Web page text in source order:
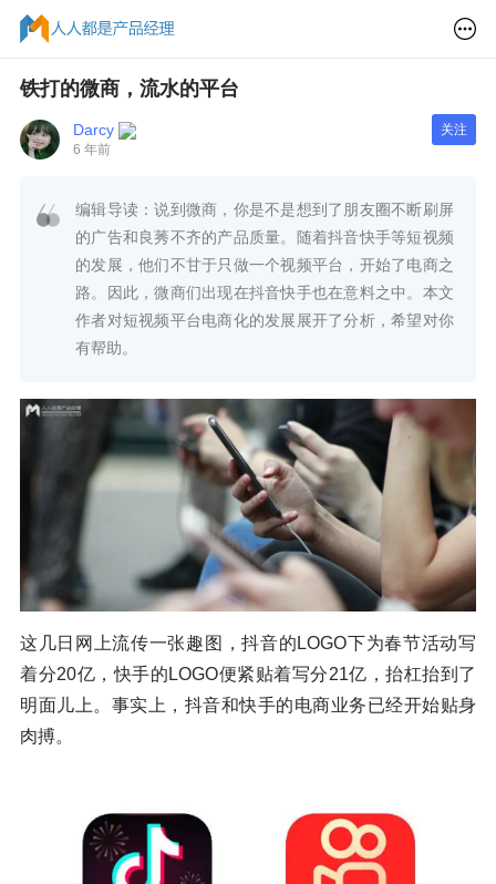
铁打的微商，流水的平台
Darcy
6 年前
关注
编辑导读：说到微商，你是不是想到了朋友圈不断刷屏
的广告和良莠不齐的产品质量。随着抖音快手等短视频
的发展，他们不甘于只做一个视频平台，开始了电商之
路。因此，微商们出现在抖音快手也在意料之中。本文
作者对短视频平台电商化的发展展开了分析，希望对你
有帮助。
这几日网上流传一张趣图，抖音的LOGO下为春节活动写
着分20亿，快手的LOGO便紧贴着写分21亿，抬杠抬到了
明面儿上。事实上，抖音和快手的电商业务已经开始贴身
肉搏。